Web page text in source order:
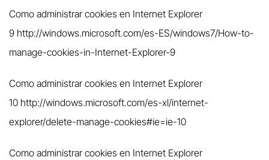
Como administrar cookies en Internet Explorer
9 http://windows.microsoft.com/es-ES/windows7/How-to-
manage-cookies-in-Internet-Explorer-9
Como administrar cookies en Internet Explorer
10 http://windows.microsoft.com/es-xl/internet-
explorer/delete-manage-cookies#ie=ie-10
Como administrar cookies en Internet Explorer